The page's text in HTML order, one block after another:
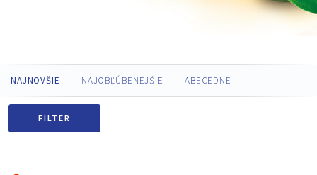
NAJNOVŠIE NAJOBĽÚBENEJŠIE ABECEDNE
FILTER